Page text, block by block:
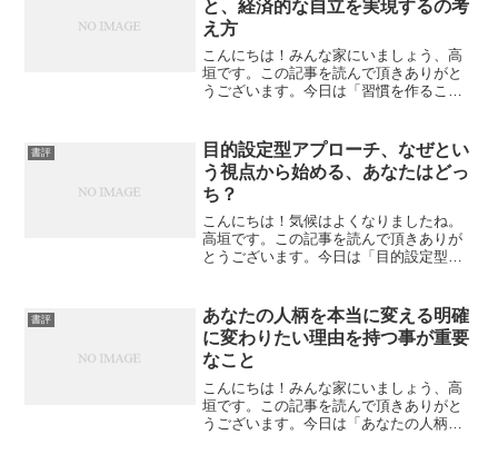
と、経済的な自立を実現するの考
え方
こんにちは！みんな家にいましょう、高
垣です。この記事を読んで頂きありがと
うございます。今日は「習慣を作るこ
を書いてみたいと思います。習慣を作る
こと、目標を持つこと、まず...
書評
目的設定型アプローチ、なぜとい
う視点から始める、あなたはどっ
ち？
こんにちは！気候はよくなりましたね。
高垣です。この記事を読んで頂きありが
とうございます。今日は「目的設定型ア
想を書いてみたいと思います。目的設定
型アプローチ、なぜという...
書評
あなたの人柄を本当に変える明確
に変わりたい理由を持つ事が重要
なこと
こんにちは！みんな家にいましょう、高
垣です。この記事を読んで頂きありがと
うございます。今日は「あなたの人柄を